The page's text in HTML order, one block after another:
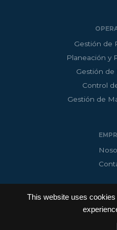
This website uses
Gestión de
Planeación y
Gestión de
Control
Gestión de